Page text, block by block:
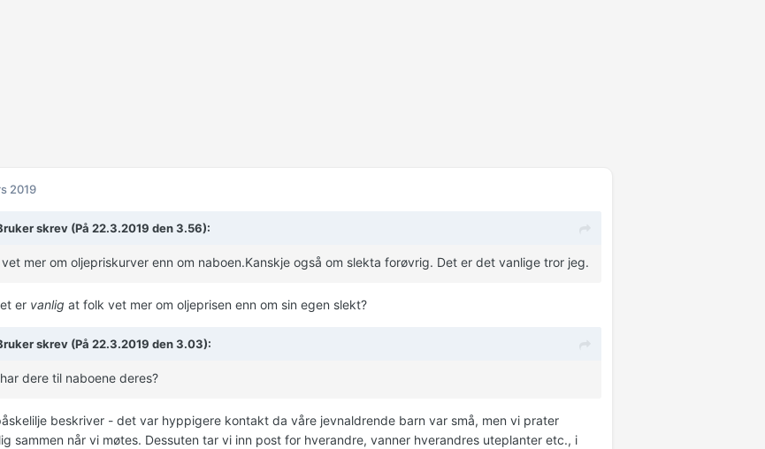
2019
skrev (På 22.3.2019 den 3.56):
mer om oljepriskurver enn om naboen.Kanskje også om slekta forøvrig. Det er det vanlige tror jeg.
er vanlig at folk vet mer om oljeprisen enn om sin egen slekt?
skrev (På 22.3.2019 den 3.03):
dere til naboene deres?
beskriver - det var hyppigere kontakt da våre jevnaldrende barn var små, men vi prater
sammen når vi møtes. Dessuten tar vi inn post for hverandre, vanner hverandres uteplanter etc., i